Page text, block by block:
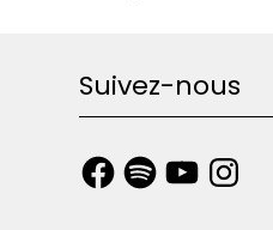
Suivez-nous